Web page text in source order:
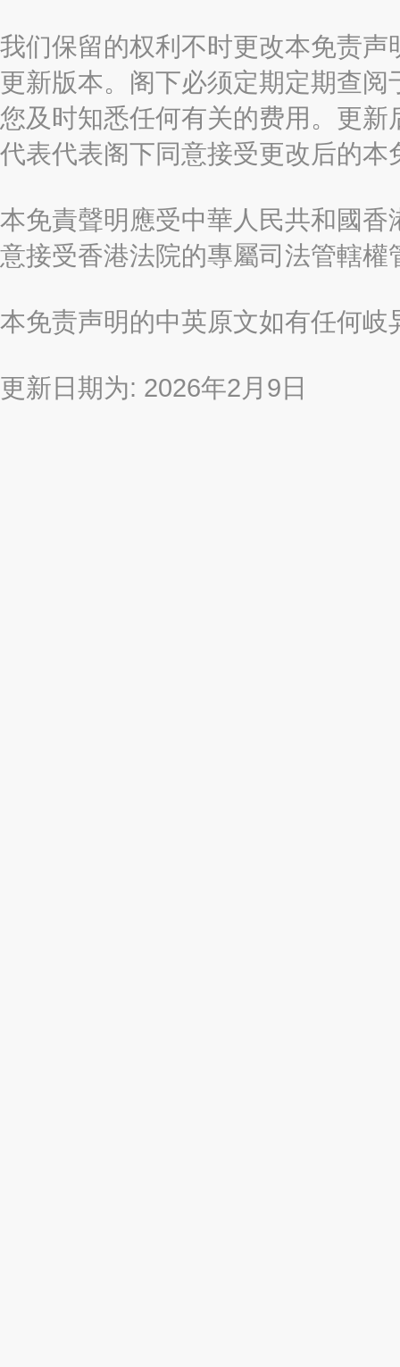
我们保留的权利不时更改本免责
更新版本。阁下必须定期定期查
您及时知悉任何有关的费用。更
代表代表阁下同意接受更改后的本
本免責聲明應受中華人民共和國
意接受香港法院的專屬司法管轄權
本免责声明的中英原文如有任何
更新日期为: 2026年2月9日